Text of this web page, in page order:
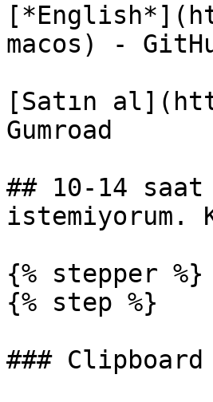
macos) -
[Satın
Gumroad
## 10-14
istemiyorum.
{% stepper %}
{% step %}
### Clipboard